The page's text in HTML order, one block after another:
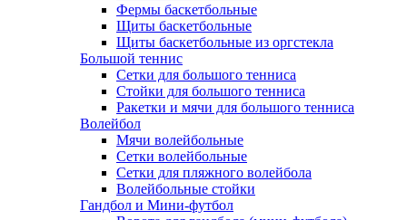
Фермы баскетбольные
Щиты баскетбольные
Щиты баскетбольные из оргстекла
Большой теннис
Сетки для большого тенниса
Стойки для большого тенниса
Ракетки и мячи для большого тенниса
Волейбол
Мячи волейбольные
Сетки волейбольные
Сетки для пляжного волейбола
Волейбольные стойки
Гандбол и Мини-футбол